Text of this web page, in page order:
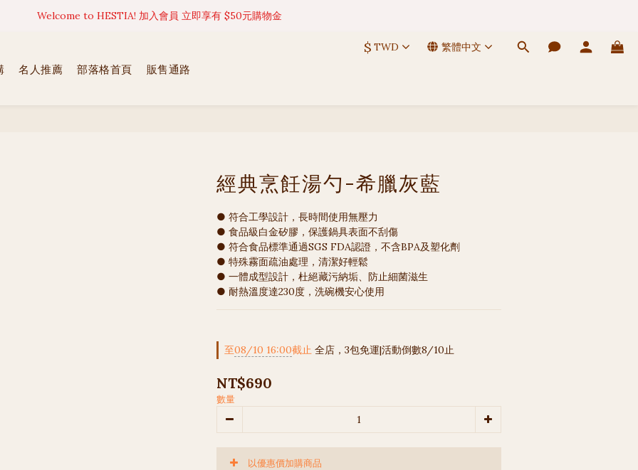
訂單完成後，將於1-7個工作天(不含例假日)出貨
訂單完成後，將於1-7個工作天(不含例假日)出貨
訂單完成後，將於1-7個工作天(不含例假日)出貨
$ TWD 繁體中文
名人推薦 部落格首頁 販售通路
經典烹飪湯勺-希臘灰藍
● 符合工學設計，長時間使用無壓力
● 食品級白金矽膠，保護鍋具表面不刮傷
● 符合食品標準通過SGS FDA認證，不含BPA及塑化劑
● 特殊霧面疏油處理，清潔好輕鬆
● 一體成型設計，杜絕藏污納垢、防止細菌滋生
● 耐熱溫度達230度，洗碗機安心使用
至08/10 16:00截止 全店，3包免運|活動倒數8/10止
NT$690
數量
以優惠價加購商品